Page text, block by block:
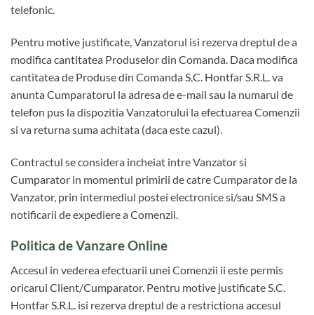
telefonic.
Pentru motive justificate, Vanzatorul isi rezerva dreptul de a
modifica cantitatea Produselor din Comanda. Daca modifica
cantitatea de Produse din Comanda S.C. Hontfar S.R.L. va
anunta Cumparatorul la adresa de e-mail sau la numarul de
telefon pus la dispozitia Vanzatorului la efectuarea Comenzii
si va returna suma achitata (daca este cazul).
Contractul se considera incheiat intre Vanzator si
Cumparator in momentul primirii de catre Cumparator de la
Vanzator, prin intermediul postei electronice si/sau SMS a
notificarii de expediere a Comenzii.
Politica de Vanzare Online
Accesul in vederea efectuarii unei Comenzii ii este permis
oricarui Client/Cumparator. Pentru motive justificate S.C.
Hontfar S.R.L. isi rezerva dreptul de a restrictiona accesul